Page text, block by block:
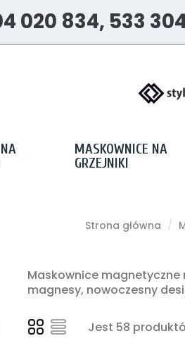
020 834, 533
MASKOWNICE NA
GRZEJNIKI
Strona główna
Maskownice magnetyczne
magnesy, nowoczesny
Jest 58